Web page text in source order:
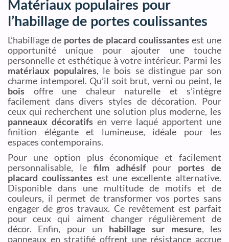
Matériaux populaires pour
l’habillage de portes coulissantes
L’habillage de portes de placard coulissantes est une
opportunité unique pour ajouter une touche
personnelle et esthétique à votre intérieur. Parmi les
matériaux populaires, le bois se distingue par son
charme intemporel. Qu’il soit brut, verni ou peint, le
bois offre une chaleur naturelle et s’intègre
facilement dans divers styles de décoration. Pour
ceux qui recherchent une solution plus moderne, les
panneaux décoratifs en verre laqué apportent une
finition élégante et lumineuse, idéale pour les
espaces contemporains.
Pour une option plus économique et facilement
personnalisable, le film adhésifpour portes de
placard coulissantesest une excellente alternative.
Disponible dans une multitude de motifs et de
couleurs, il permet de transformer vos portes sans
engager de gros travaux. Ce revêtement est parfait
pour ceux qui aiment changer régulièrement de
décor. Enfin, pour un habillage sur mesure, les
panneaux en stratifié offrent une résistance accrue